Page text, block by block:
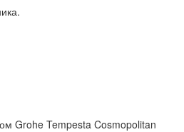
Grohe Tempesta Cosmopolitan